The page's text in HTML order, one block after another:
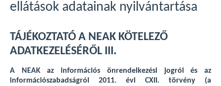
ellátások adatainak nyilvántartása
TÁJÉKOZTATÓ A NEAK KÖTELEZŐ
ADATKEZELÉSÉRŐL III.
A NEAK az információs önrendelkezési jogról és az
információszabadságról 2011. évi CXII. törvény (a